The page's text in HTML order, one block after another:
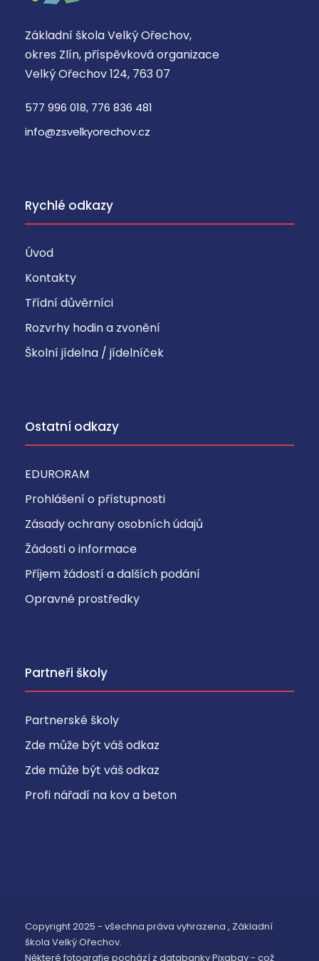
Základní škola Velký Ořechov,
okres Zlín, příspěvková organizace
Velký Ořechov 124, 763 07
577 996 018, 776 836 481
info@zsvelkyorechov.cz
Rychlé odkazy
Úvod
Kontakty
Třídní důvěrníci
Rozvrhy hodin a zvonění
Školní jídelna / jídelníček
Ostatní odkazy
EDURORAM
Prohlášení o přístupnosti
Zásady ochrany osobních údajů
Žádosti o informace
Příjem žádostí a dalších podání
Opravné prostředky
Partneři školy
Partnerské školy
Zde může být váš odkaz
Zde může být váš odkaz
Profi nářadí na kov a beton
Copyright 2025 - všechna práva vyhrazena , Základní
škola Velký Ořechov.
Některé fotografie pochází z databanky Pixabay - což
N
t
ě
u
t
n
s
o
r
o
o
e
s
or
y